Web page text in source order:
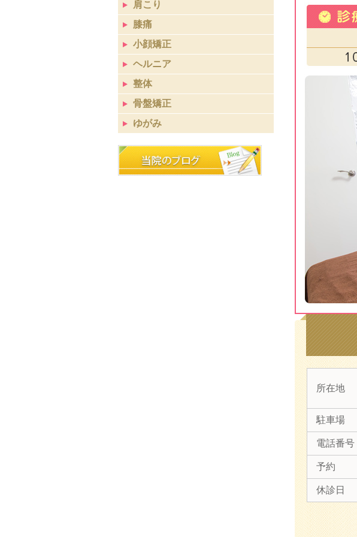
所在地
駐車場
電話番号
予約
休診日
肩こり
膝痛
小顔矯正
ヘルニア
整体
骨盤矯正
ゆがみ